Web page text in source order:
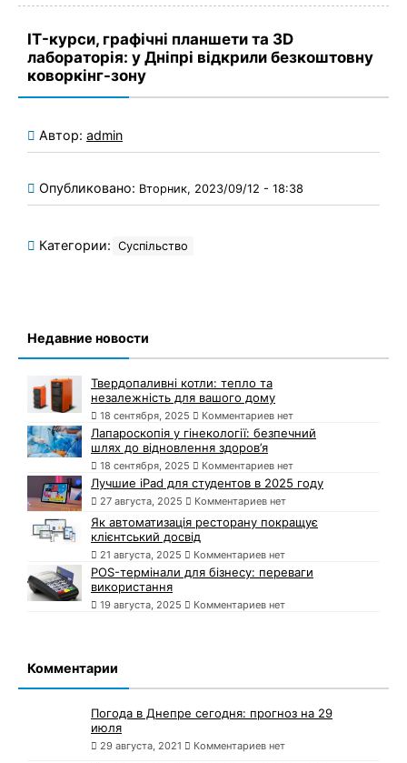
IT-курси, графічні планшети та ЗD
лабораторія: у Дніпрі відкрили безкоштовну
коворкінг-зону
Автор: admin
Опубликовано: Вторник, 2023/09/12 - 18:38
Категории: Суспільство
Недавние новости
Твердопаливні котли: тепло та
незалежність для вашого дому
18 сентября, 2025 Комментариев нет
Лапароскопія у гінекології: безпечний
шлях до відновлення здоров’я
18 сентября, 2025 Комментариев нет
Лучшие iPad для студентов в 2025 году
27 августа, 2025 Комментариев нет
Як автоматизація ресторану покращує
клієнтський досвід
21 августа, 2025 Комментариев нет
POS-термінали для бізнесу: переваги
використання
19 августа, 2025 Комментариев нет
Комментарии
Погода в Днепре сегодня: прогноз на 29
июля
29 августа, 2021 Комментариев нет